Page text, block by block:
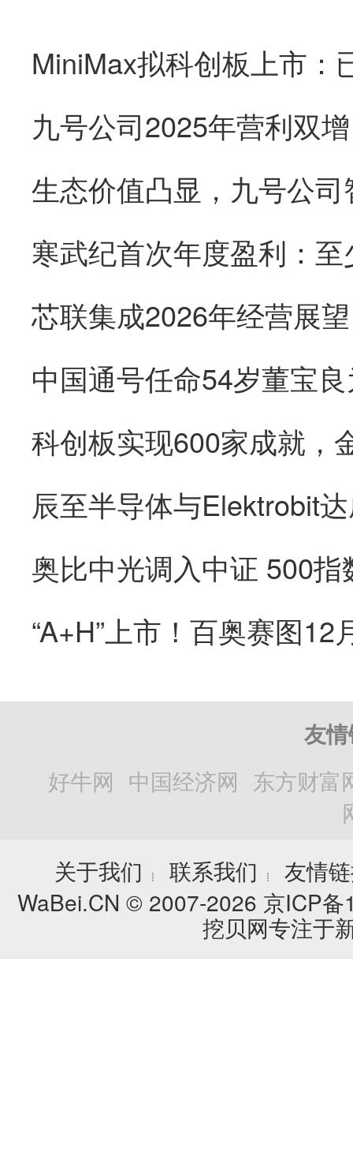
九号公司2025年营利双
生态价值凸显，九号公
辰至半导体与Elektrobit
友
好牛网 中国经济网 东方财富
关于我们
┊ 联系我们 ┊
友情
WaBei.CN © 2007-2026 京ICP
挖贝网专注于